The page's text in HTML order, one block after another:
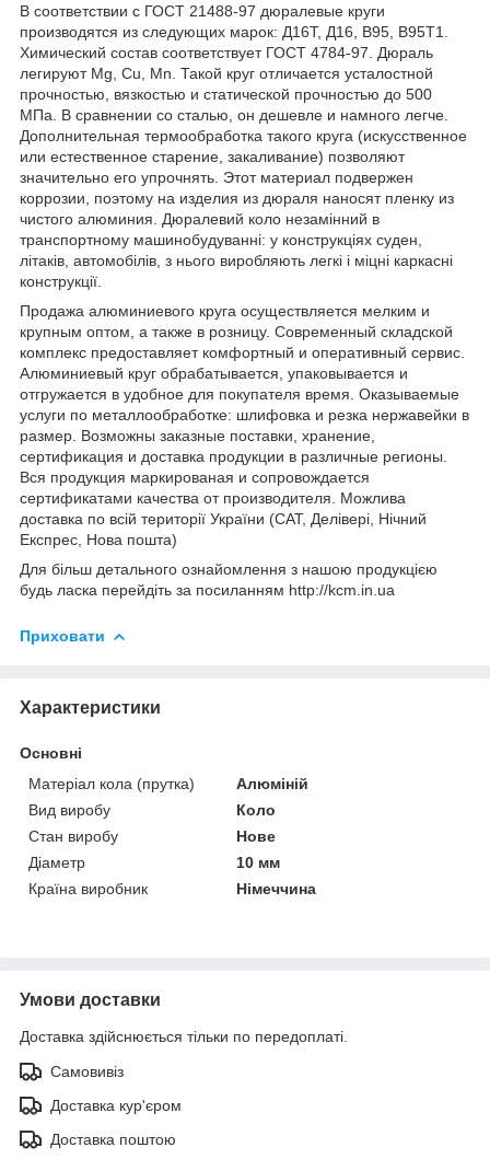
В соответствии с ГОСТ 21488-97 дюралевые круги
производятся из следующих марок: Д16Т, Д16, B95, B95T1.
Химический состав соответствует ГОСТ 4784-97. Дюраль
легируют Mg, Cu, Mn. Такой круг отличается усталостной
прочностью, вязкостью и статической прочностью до 500
МПа. В сравнении со сталью, он дешевле и намного легче.
Дополнительная термообработка такого круга (искусственное
или естественное старение, закаливание) позволяют
значительно его упрочнять. Этот материал подвержен
коррозии, поэтому на изделия из дюраля наносят пленку из
чистого алюминия. Дюралевий коло незамінний в
транспортному машинобудуванні: у конструкціях суден,
літаків, автомобілів, з нього виробляють легкі і міцні каркасні
конструкції.
Продажа алюминиевого круга осуществляется мелким и
крупным оптом, а также в розницу. Современный складской
комплекс предоставляет комфортный и оперативный сервис.
Алюминиевый круг обрабатывается, упаковывается и
отгружается в удобное для покупателя время. Оказываемые
услуги по металлообработке: шлифовка и резка нержавейки в
размер. Возможны заказные поставки, хранение,
сертификация и доставка продукции в различные регионы.
Вся продукция маркированая и сопровождается
сертификатами качества от производителя. Можлива
доставка по всій території України (САТ, Делівері, Нічний
Експрес, Нова пошта)
Для більш детального ознайомлення з нашою продукцією
будь ласка перейдіть за посиланням http://kcm.in.ua
Приховати
Характеристики
Основні
Матеріал кола (прутка)
Алюміній
Вид виробу
Коло
Стан виробу
Нове
Діаметр
10 мм
Країна виробник
Німеччина
Умови доставки
Доставка здійснюється тільки по передоплаті.
Самовивіз
Доставка кур'єром
Доставка поштою